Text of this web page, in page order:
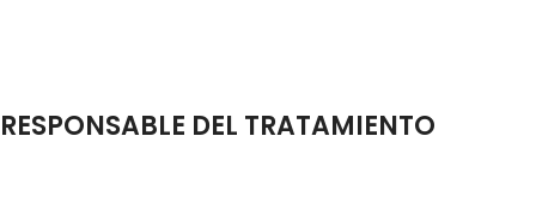
RESPONSABLE DEL TRATAMIENTO